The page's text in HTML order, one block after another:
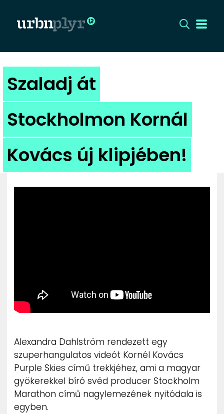
CÍMLAP
DIZÁJN
DIVAT
HIP
KULT
ADATKEZELÉSI TÁJÉKOZTATÓ
Szaladj át
Stockholmon Kornál
Kovács új klipjében!
Alexandra Dahlström rendezett egy
szuperhangulatos videót Kornél Kovács
Purple Skies című trekkjéhez, ami a magyar
gyökerekkel bíró svéd producer Stockholm
Marathon című nagylemezének nyitódala is
egyben.